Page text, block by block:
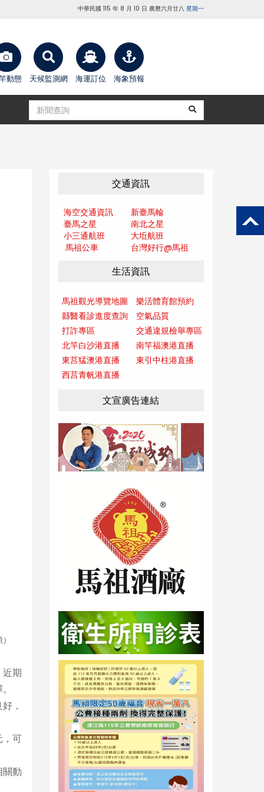
中華民國 115 年 8 月 10 日 農曆六月廿八 星期一
動態 天候監測網 海運訂位 海象預報
期
，
，可
關動
交通資訊
海空交通資訊
新臺馬輪
臺馬之星
南北之星
小三通航班
大坵航班
馬祖公車
台灣好行@馬祖
生活資訊
馬祖觀光導覽地圖
樂活體育館預約
縣醫看診進度查詢
空氣品質
打詐專區
交通違規檢舉專區
北竿白沙港直播
南竿福澳港直播
東莒猛澳港直播
東引中柱港直播
西莒青帆港直播
文宣廣告連結